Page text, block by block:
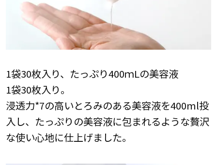
1袋30枚入り、たっぷり400ｍLの美容液
1袋30枚入り。
浸透力*7の高いとろみのある美容液を400ml投
入し、たっぷりの美容液に包まれるような贅沢
な使い心地に仕上げました。